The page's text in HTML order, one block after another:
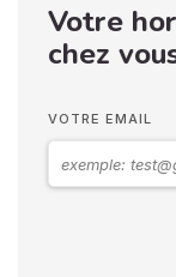
Votre
chez
VOTRE EMAIL